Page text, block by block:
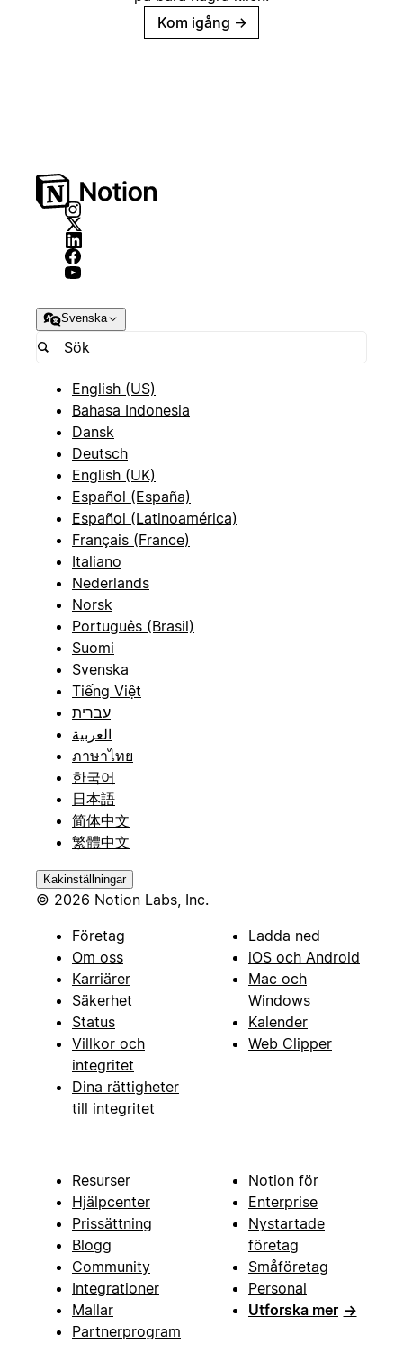
Kom igång →
Svenska
English (US)
Bahasa Indonesia
Dansk
Deutsch
English (UK)
Español (España)
Español (Latinoamérica)
Français (France)
Italiano
Nederlands
Norsk
Português (Brasil)
Suomi
Svenska
Tiếng Việt
עברית
العربية
ภาษาไทย
한국어
日本語
简体中文
繁體中文
Kakinställningar
© 2026 Notion Labs, Inc.
Företag
Om oss
Karriärer
Säkerhet
Status
Villkor och
integritet
Dina rättigheter
till integritet
Ladda ned
iOS och Android
Mac och
Windows
Kalender
Web Clipper
Resurser
Hjälpcenter
Prissättning
Blogg
Community
Integrationer
Mallar
Partnerprogram
Notion för
Enterprise
Nystartade
företag
Småföretag
Personal
Utforska mer →